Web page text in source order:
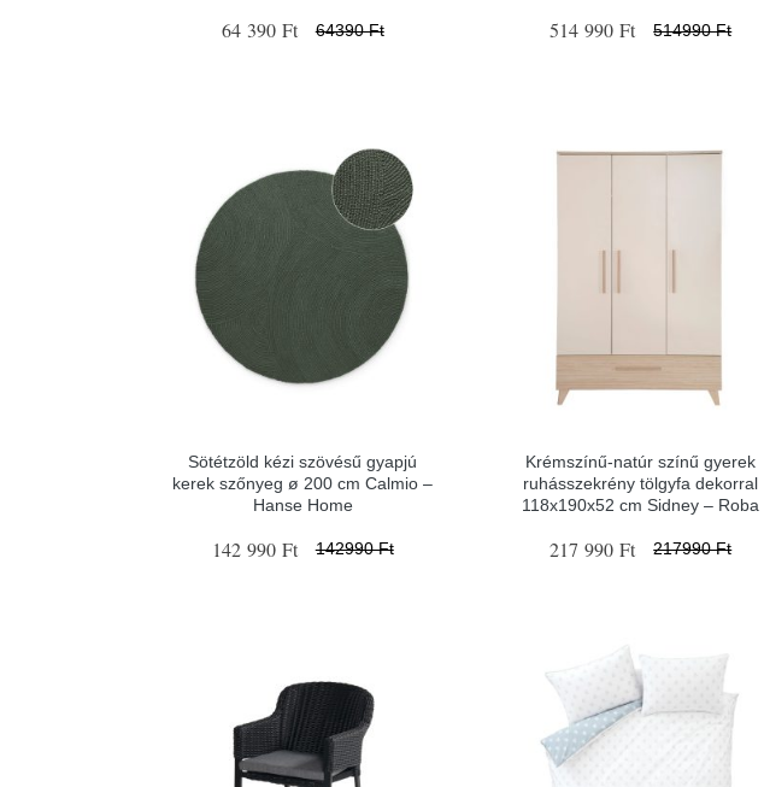
64 390 Ft 64390 Ft 514 990 Ft 514990 Ft
Sötétzöld kézi szövésű gyapjú
kerek szőnyeg ø 200 cm Calmio –
Hanse Home
142 990 Ft 142990 Ft
Krémszínű-natúr színű gyerek
ruhásszekrény tölgyfa dekorral
118x190x52 cm Sidney – Roba
217 990 Ft 217990 Ft